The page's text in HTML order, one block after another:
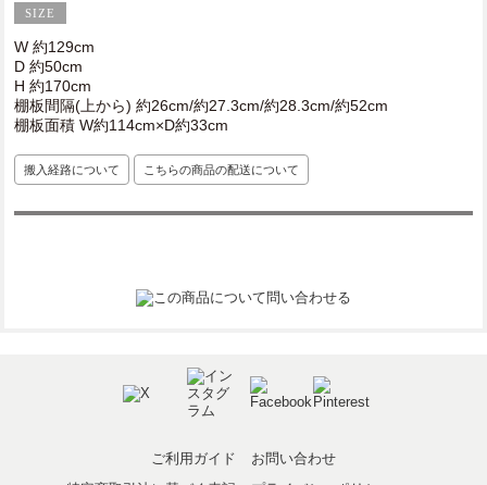
W 約129cm
D 約50cm
H 約170cm
棚板間隔(上から) 約26cm/約27.3cm/約28.3cm/約52cm
棚板面積 W約114cm×D約33cm
搬入経路について こちらの商品の配送について
ご利用ガイド
お問い合わせ